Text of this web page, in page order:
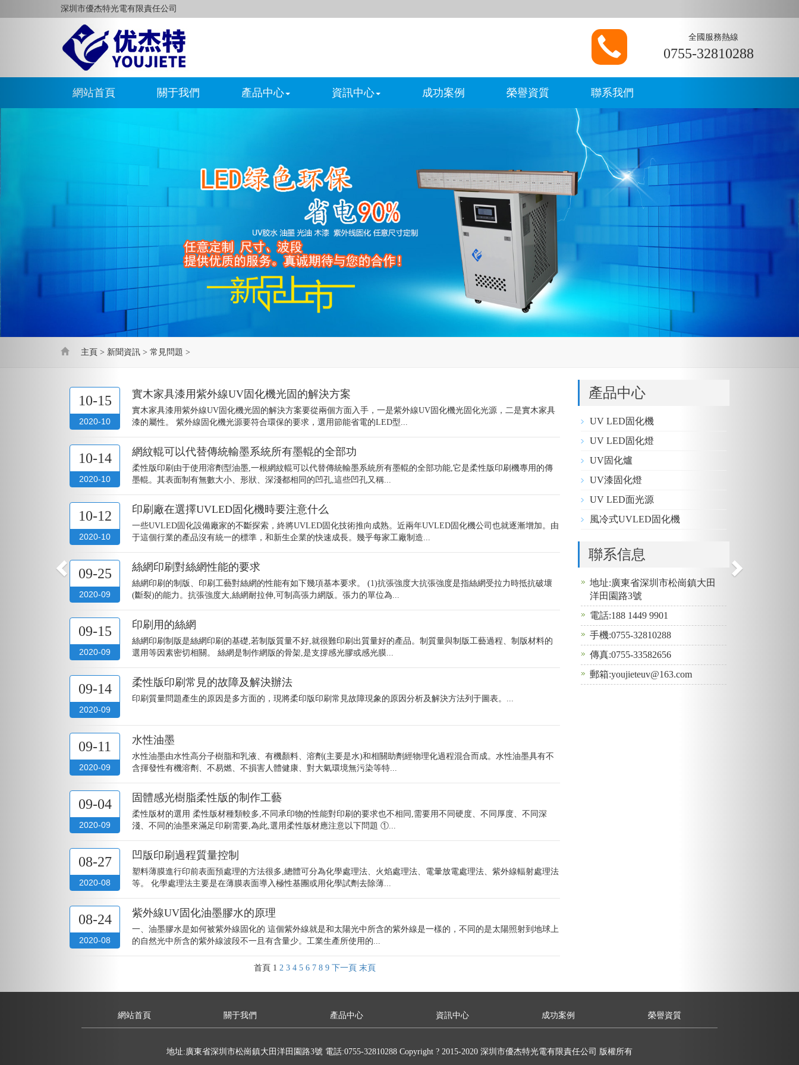
深圳市優杰特光電有限責任公司
全國服務熱線
0755-32810288
網站首頁 關于我們 產品中心 資訊中心 成功案例 榮譽資質 聯系我們
Previous
主頁 > 新聞資訊 > 常見問題 >
產品中心
UV LED固化機
UV LED固化燈
UV固化爐
UV漆固化燈
UV LED面光源
風冷式UVLED固化機
聯系信息
地址:廣東省深圳市松崗鎮大田
洋田園路3號
電話:188 1449 9901
手機:0755-32810288
傳真:0755-33582656
郵箱:youjieteuv@163.com
10-15
2020-10
實木家具漆用紫外線UV固化機光固的解決方案
實木家具漆用紫外線UV固化機光固的解決方案要從兩個方面入手，一是紫外線UV固化機光固化光源，二是實木家具
漆的屬性。 紫外線固化機光源要符合環保的要求，選用節能省電的LED型...
10-14
2020-10
網紋輥可以代替傳統輸墨系統所有墨輥的全部功
柔性版印刷由于使用溶劑型油墨,一根網紋輥可以代替傳統輸墨系統所有墨輥的全部功能,它是柔性版印刷機專用的傳
墨輥。其表面制有無數大小、形狀、深淺都相同的凹孔,這些凹孔又稱...
10-12
2020-10
印刷廠在選擇UVLED固化機時要注意什么
一些UVLED固化設備廠家的不斷探索，終將UVLED固化技術推向成熟。近兩年UVLED固化機公司也就逐漸增加。由
于這個行業的產品沒有統一的標準，和新生企業的快速成長。幾乎每家工廠制造...
09-25
2020-09
絲網印刷對絲網性能的要求
絲網印刷的制版、印刷工藝對絲網的性能有如下幾項基本要求。 (1)抗張強度大抗張強度是指絲網受拉力時抵抗破壞
(斷裂)的能力。抗張強度大,絲網耐拉伸,可制高張力網版。張力的單位為...
09-15
2020-09
印刷用的絲網
絲網印刷制版是絲網印刷的基礎,若制版質量不好,就很難印刷出質量好的產品。制質量與制版工藝過程、制版材料的
選用等因素密切相關。 絲網是制作網版的骨架,是支撐感光膠或感光膜...
09-14
2020-09
柔性版印刷常見的故障及解決辦法
印刷質量問題產生的原因是多方面的，現將柔印版印刷常見故障現象的原因分析及解決方法列于圖表。...
09-11
2020-09
水性油墨
水性油墨由水性高分子樹脂和乳液、有機顏料、溶劑(主要是水)和相關助劑經物理化過程混合而成。水性油墨具有不
含揮發性有機溶劑、不易燃、不損害人體健康、對大氣環境無污染等特...
09-04
2020-09
固體感光樹脂柔性版的制作工藝
柔性版材的選用 柔性版材種類較多,不同承印物的性能對印刷的要求也不相同,需要用不同硬度、不同厚度、不同深
淺、不同的油墨來滿足印刷需要,為此,選用柔性版材應注意以下問題 ①...
08-27
2020-08
凹版印刷過程質量控制
塑料薄膜進行印前表面預處理的方法很多,總體可分為化學處理法、火焰處理法、電暈放電處理法、紫外線輻射處理法
等。 化學處理法主要是在薄膜表面導入極性基團或用化學試劑去除薄...
08-24
2020-08
紫外線UV固化油墨膠水的原理
一、油墨膠水是如何被紫外線固化的 這個紫外線就是和太陽光中所含的紫外線是一樣的，不同的是太陽照射到地球上
的自然光中所含的紫外線波段不一且有含量少。工業生產所使用的...
首頁 1 2 3 4 5 6 7 8 9 下一頁 末頁
網站首頁 關于我們 產品中心 資訊中心 成功案例 榮譽資質
地址:廣東省深圳市松崗鎮大田洋田園路3號 電話:0755-32810288 Copyright ? 2015-2020 深圳市優杰特光電有限責任公司 版權所有